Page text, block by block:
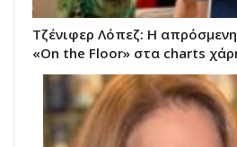
Τζένιφερ Λόπεζ: Η
«On the Floor» στα charts